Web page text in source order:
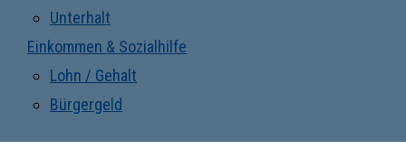
Unterhalt
Einkommen & Sozialhilfe
Lohn / Gehalt
Bürgergeld